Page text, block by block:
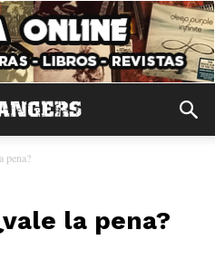
pena?
la pena?